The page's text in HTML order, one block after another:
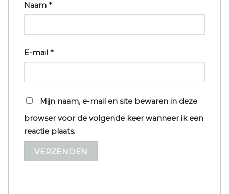
Naam *
E-mail *
Mijn naam, e-mail en site bewaren in deze
browser voor de volgende keer wanneer ik een
reactie plaats.